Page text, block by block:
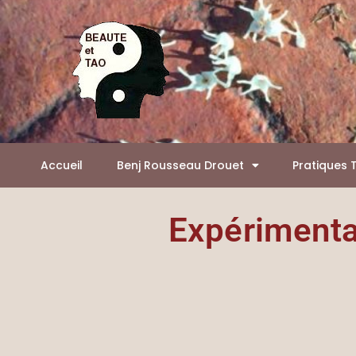
Aller
au
contenu
Accueil Benj Rousseau Drouet Pratiques
Panneau de gestion des cookies